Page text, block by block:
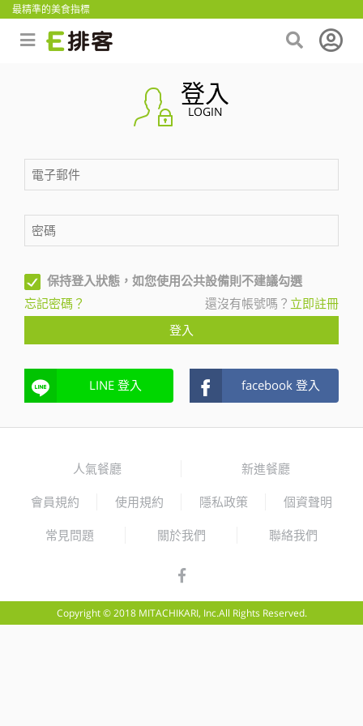
最精準的美食指標
登入
LOGIN
保持登入狀態，如您使用公共設備則不建議勾選
忘記密碼？
還沒有帳號嗎？ 立即註冊
登入
LINE 登入 facebook 登入
人氣餐廳 新進餐廳
會員規約 使用規約 隱私政策 個資聲明
常見問題 關於我們 聯絡我們
Copyright © 2018 MITACHIKARI, Inc.All Rights Reserved.